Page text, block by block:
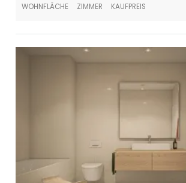
WOHNFLÄCHE ZIMMER KAUFPREIS